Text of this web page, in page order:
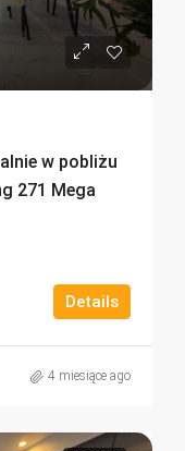
w pobliżu
271 Mega
Details
4 miesiące ago